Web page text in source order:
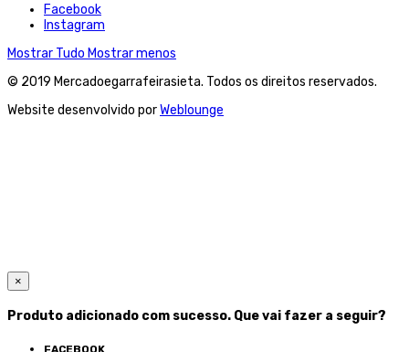
Facebook
Instagram
Mostrar Tudo Mostrar menos
© 2019 Mercadoegarrafeirasieta. Todos os direitos reservados.
Website desenvolvido porWeblounge
×
Produto adicionado com sucesso. Que vai fazer a seguir?
FACEBOOK